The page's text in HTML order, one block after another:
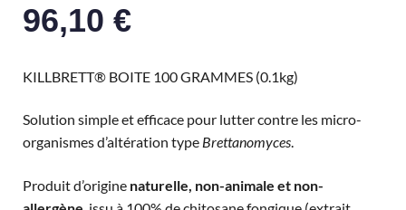
96,10 €
KILLBRETT® BOITE 100 GRAMMES (0.1kg)
Solution simple et efficace pour lutter contre les micro-
organismes d’altération type Brettanomyces.
Produit d’origine naturelle, non-animale et non-